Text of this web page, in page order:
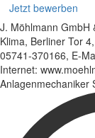
Jetzt bewerben
J. Möhlmann GmbH
Klima, Berliner Tor
05741-370166, E-
Internet:
Anlagenmechaniker